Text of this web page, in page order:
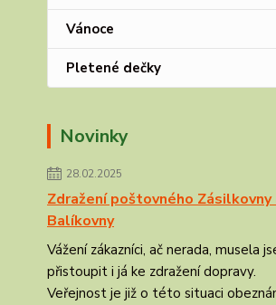
Vánoce
Pletené dečky
Novinky
28.02.2025
Zdražení poštovného Zásilkovny
Balíkovny
Vážení zákazníci, ač nerada, musela
přistoupit i já ke zdražení dopravy.
Veřejnost je již o této situaci